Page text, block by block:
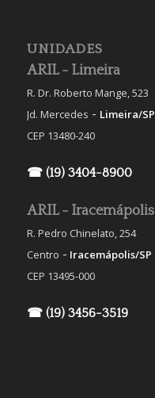
UNIDADES
ARIL - Limeira
R. Dr. Roberto Mange, 523
Jd. Mercedes - Limeira/SP
CEP 13480-240
☎ (19) 3404-8900
ARIL - Iracemápolis
R. Pedro Chinelato, 254
Centro - Iracemápolis/SP
CEP 13495-000
☎ (19) 3456-3519